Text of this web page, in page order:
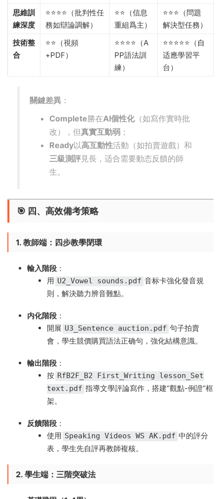
思維訓
練深度
⭐⭐⭐⭐（批判性任
務如辯論調解）
⭐⭐（信息
重組爲主）
⭐⭐⭐（問題
解決型任務）
技術整
合
⭐⭐（視頻
+PDF）
⭐⭐⭐⭐（A
PP語法訓
練）
⭐⭐⭐⭐⭐（自
适應學習平
台）
關鍵差異 ​：
Complete勝在AI個性化​（如寫作實時批
改），但真實互動弱 ；
Ready以高互動性活動（如拍賣遊戲）和
三級測評見長，适合需要動态反饋的師
生。
🎯 ​ 四、高效備考策略
1. 教師端：四步教學閉環
輸入階段 ​：
用 U2_Vowel sounds.pdf 音标卡強化發音規
則，解決聽力辨音難點。
内化階段 ​：
開展 U3_Sentence auction.pdf 句子拍賣
會，學生競價購買語法正确句，強化結構意識。
輸出階段 ​：
按 RfB2F_B2 First_Writing lesson_Set
text.pdf 指導文學評論寫作，搭建“觀點-例證”框
架。
反饋階段 ​：
使用 Speaking Videos WS AK.pdf 中的評分
表，學生先自評再教師複核。
2. 學生端：三階突破法